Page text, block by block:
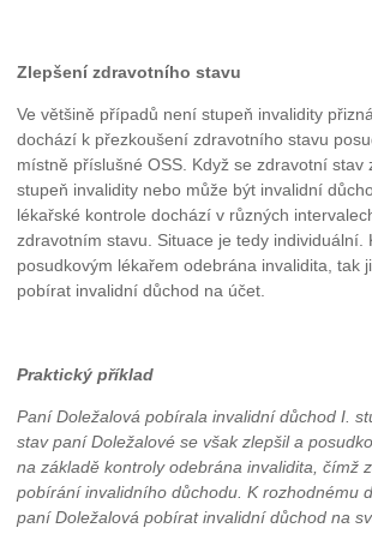
Zlepšení zdravotního stavu
Ve většině případů není stupeň invalidity
dochází k přezkoušení zdravotního stavu
místně příslušné OSS. Když se zdravotní stav
stupeň invalidity nebo může být invalidní
lékařské kontrole dochází v různých
zdravotním stavu. Situace je tedy individuální.
posudkovým lékařem odebrána invalidita, tak
pobírat invalidní důchod na účet.
Praktický příklad
Paní Doležalová pobírala invalidní důchod I.
stav paní Doležalové se však zlepšil a
na základě kontroly odebrána invalidita, čímž
pobírání invalidního důchodu. K rozhodnému
paní Doležalová pobírat invalidní důchod na